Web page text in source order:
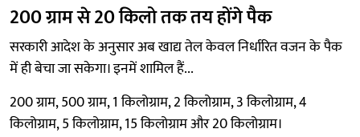
200 ग्राम से 20 किलो तक तय होंगे पैक
सरकारी आदेश के अनुसार अब खाद्य तेल केवल निर्धारित वजन के पैक
में ही बेचा जा सकेगा। इनमें शामिल हैं...
200 ग्राम, 500 ग्राम, 1 किलोग्राम, 2 किलोग्राम, 3 किलोग्राम, 4
किलोग्राम, 5 किलोग्राम, 15 किलोग्राम और 20 किलोग्राम।